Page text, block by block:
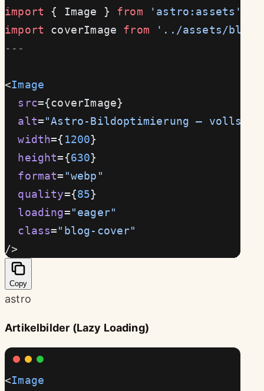
import { Image } from 'astro:assets'
import coverImage from '../assets/blog-
---
<Image
  src
={coverImage}
  alt
="Astro-Bildoptimierung –
  width
={ 1200}
  height
={630}
  format
= "webp"
  quality
={85}
  loading
="eager"
  class
="blog-cover"
/>
Copy
astro
Artikelbilder (Lazy Loading)
<Image